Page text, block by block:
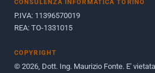
Giugno 2009
CONSULENZA INFORMATICA TORINO
P.IVA: 11396570019
REA: TO-1331015
COPYRIGHT
© 2026, Dott. Ing. Maurizio Fonte. E'